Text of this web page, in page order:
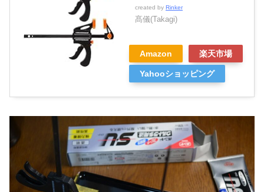
created by Rinker
髙儀(Takagi)
Amazon 楽天市場
Yahooショッピング